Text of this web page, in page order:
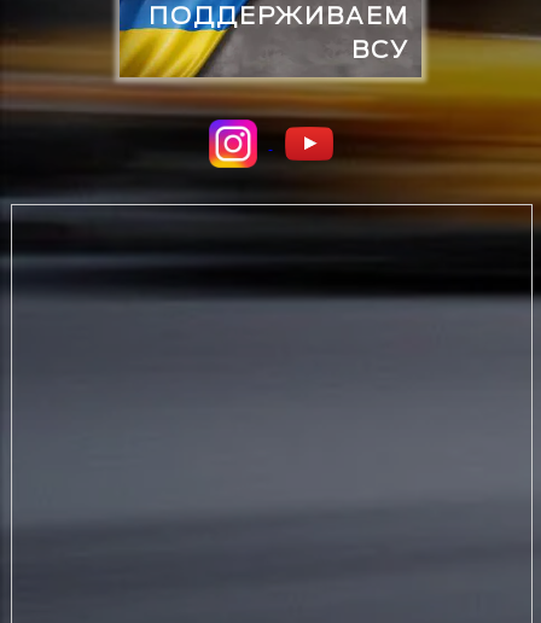
ПОДДЕРЖИВАЕМ
ВСУ